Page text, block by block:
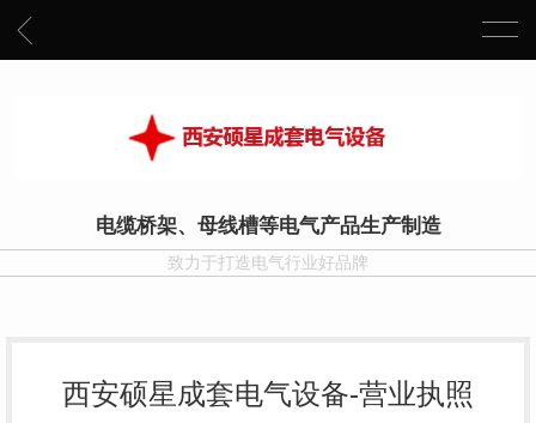
电缆桥架、母线槽等电气产品生产制造
致力于打造电气行业好品牌
西安硕星成套电气设备-营业执照